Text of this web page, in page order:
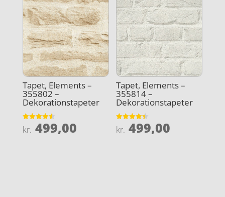
Tapet, Elements –
355802 –
Dekorationstapeter
Vurderet
4.6
kr. 499,00
Tapet, Elements –
355814 –
Dekorationstapeter
Vurderet
4.4
kr. 499,00